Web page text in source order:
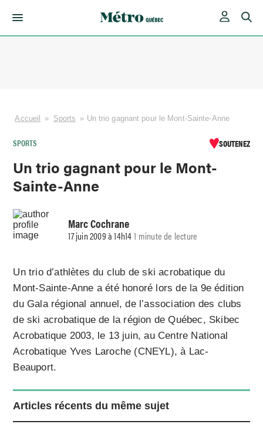
Accueil » Sports » Un trio gagnant pour le Mont-Sainte-Anne
SPORTS SOUTENEZ
Un trio gagnant pour le Mont-
Sainte-Anne
Marc Cochrane
17 juin 2009 à 14h141 minute de lecture
Un trio d’athlètes du club de ski acrobatique du
Mont-Sainte-Anne a été honoré lors de la 9e édition
du Gala régional annuel, de l’association des clubs
de ski acrobatique de la région de Québec, Skibec
Acrobatique 2003, le 13 juin, au Centre National
Acrobatique Yves Laroche (CNEYL), à Lac-
Beauport.
Articles récents du même sujet